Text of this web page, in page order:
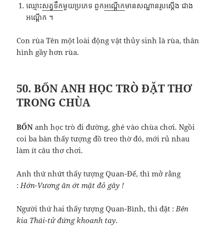
ឈ្មោះ​សត្វ​ទឹក​មួយ​ប្រភេទ ពួក​អណ្ដើក​មាន​សណ្ឋាន​រូប​ស្ដើង ជាង​
អណ្ដើក ។
Con rùa Tên một loài động vật thủy sinh là rùa, thân
hình gầy hơn rùa.
50. BỐN ANH HỌC TRÒ ĐẶT THƠ
TRONG CHÙA
BỐN anh học trò đi đường, ghé vào chùa chơi. Ngồi
coi ba bàn thấy tượng đồ treo thờ đó, mới rủ nhau
làm ít câu thơ chơi.
Anh thứ nhứt thấy tượng Quan-Đế, thì mở rằng
:Hớn-Vương ăn ớt mặt đỏ gây !
Người thứ hai thấy tượng Quan-Bình, thì đặt :Bên
kia Thái-tử đứng khoanh tay.